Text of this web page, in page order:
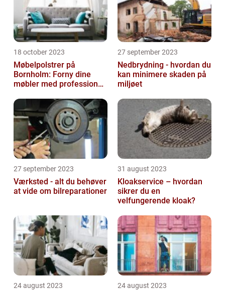
18 october 2023
Møbelpolstrer på
Bornholm: Forny dine
møbler med professionel
27 september 2023
Nedbrydning - hvordan du
kan minimere skaden på
miljøet
27 september 2023
Værksted - alt du behøver
at vide om bilreparationer
31 august 2023
Kloakservice – hvordan
sikrer du en
velfungerende kloak?
24 august 2023 24 august 2023